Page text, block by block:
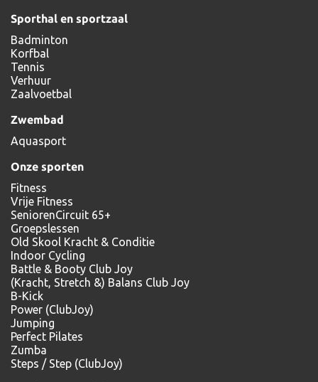
Sporthal en sportzaal
Badminton
Korfbal
Tennis
Verhuur
Zaalvoetbal
Zwembad
Aquasport
Onze sporten
Fitness
Vrije Fitness
SeniorenCircuit 65+
Groepslessen
Old Skool Kracht & Conditie
Indoor Cycling
Battle & Booty Club Joy
(Kracht, Stretch &) Balans Club Joy
B-Kick
Power (ClubJoy)
Jumping
Perfect Pilates
Zumba
Steps / Step (ClubJoy)